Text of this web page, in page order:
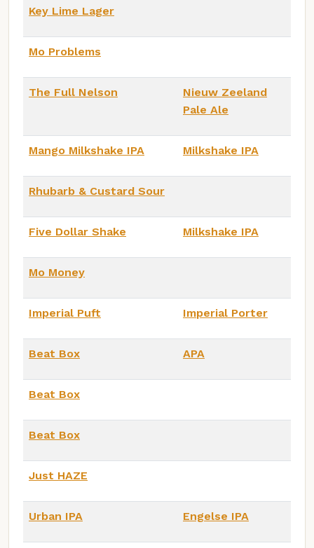
Key Lime Lager
Mo Problems
The Full Nelson
Nieuw Zeeland
Pale Ale
Mango Milkshake IPA Milkshake IPA
Rhubarb & Custard Sour
Five Dollar Shake Milkshake IPA
Mo Money
Imperial Puft Imperial Porter
Beat Box APA
Beat Box
Beat Box
Just HAZE
Urban IPA Engelse IPA